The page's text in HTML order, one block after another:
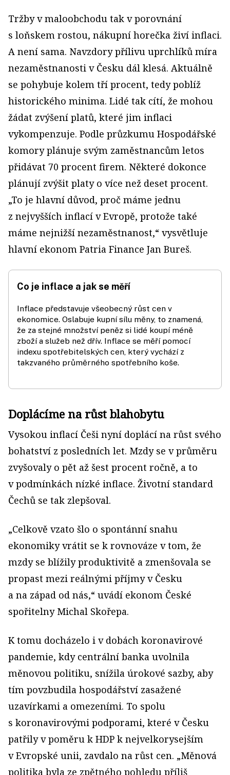
Tržby v maloobchodu tak v porovnání
s loňskem rostou, nákupní horečka živí inflaci.
A není sama. Navzdory přílivu uprchlíků míra
nezaměstnanosti v Česku dál klesá. Aktuálně
se pohybuje kolem tří procent, tedy poblíž
historického minima. Lidé tak cítí, že mohou
žádat zvýšení platů, které jim inflaci
vykompenzuje. Podle průzkumu Hospodářské
komory plánuje svým zaměstnancům letos
přidávat 70 procent firem. Některé dokonce
plánují zvýšit platy o více než deset procent.
„To je hlavní důvod, proč máme jednu
z nejvyšších inflací v Evropě, protože také
máme nejnižší nezaměstnanost,“ vysvětluje
hlavní ekonom Patria Finance Jan Bureš.
Co je inflace a jak se měří
Inflace představuje všeobecný růst cen v
ekonomice. Oslabuje kupní sílu měny, to znamená,
že za stejné množství peněz si lidé koupí méně
zboží a služeb než dřív. Inflace se měří pomocí
indexu spotřebitelských cen, který vychází z
takzvaného průměrného spotřebního koše.
Doplácíme na růst blahobytu
Vysokou inflací Češi nyní doplácí na růst svého
bohatství z posledních let. Mzdy se v průměru
zvyšovaly o pět až šest procent ročně, a to
v podmínkách nízké inflace. Životní standard
Čechů se tak zlepšoval.
„Celkově vzato šlo o spontánní snahu
ekonomiky vrátit se k rovnováze v tom, že
mzdy se blížily produktivitě a zmenšovala se
propast mezi reálnými příjmy v Česku
a na západ od nás,“ uvádí ekonom České
spořitelny Michal Skořepa.
K tomu docházelo i v dobách koronavirové
pandemie, kdy centrální banka uvolnila
měnovou politiku, snížila úrokové sazby, aby
tím povzbudila hospodářství zasažené
uzavírkami a omezeními. To spolu
s koronavirovými podporami, které v Česku
patřily v poměru k HDP k nejvelkorysejším
v Evropské unii, zavdalo na růst cen. „Měnová
politika byla ze zpětného pohledu příliš